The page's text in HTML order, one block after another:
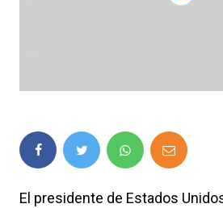
El presidente de Estados